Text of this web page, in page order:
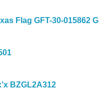
Flag GFT-30-015862 G
BZGL2A312